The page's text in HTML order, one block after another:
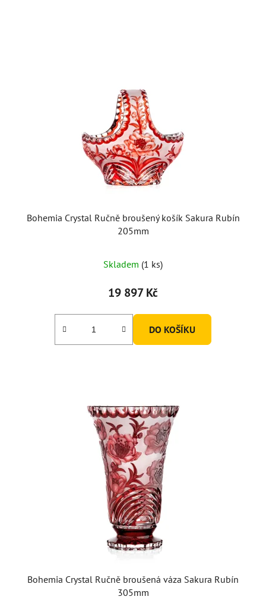
Bohemia Crystal Ručně broušený košík Sakura Rubín
205mm
Skladem (1 ks)
19 897 Kč
DO KOŠÍKU
Bohemia Crystal Ručně broušená váza Sakura Rubín
305mm